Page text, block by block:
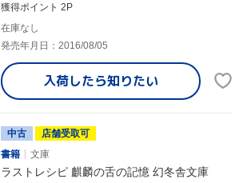
獲得ポイント 2P
在庫なし
発売年月日：2016/08/05
入荷したら知りたい
中古
店舗受取可
書籍
文庫
ラストレシピ 麒麟の舌の記憶 幻冬舎文庫